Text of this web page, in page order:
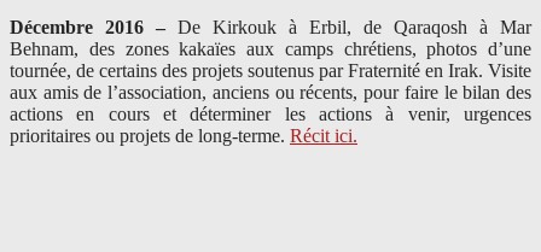
Décembre 2016 – De Kirkouk à Erbil, de Qaraqosh à Mar
Behnam, des zones kakaïes aux camps chrétiens, photos d’une
tournée, de certains des projets soutenus par Fraternité en Irak. Visite
aux amis de l’association, anciens ou récents, pour faire le bilan des
actions en cours et déterminer les actions à venir, urgences
prioritaires ou projets de long-terme. Récit ici.